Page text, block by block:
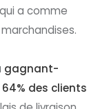
a comme
gagnant-
64% des clients